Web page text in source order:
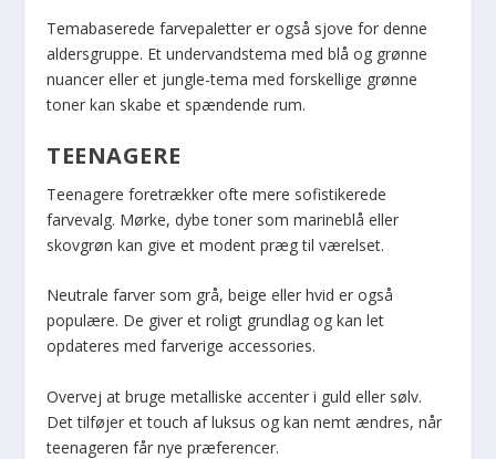
Temabaserede farvepaletter er også sjove for denne
aldersgruppe. Et undervandstema med blå og grønne
nuancer eller et jungle-tema med forskellige grønne
toner kan skabe et spændende rum.
TEENAGERE
Teenagere foretrækker ofte mere sofistikerede
farvevalg. Mørke, dybe toner som marineblå eller
skovgrøn kan give et modent præg til værelset.
Neutrale farver som grå, beige eller hvid er også
populære. De giver et roligt grundlag og kan let
opdateres med farverige accessories.
Overvej at bruge metalliske accenter i guld eller sølv.
Det tilføjer et touch af luksus og kan nemt ændres, når
teenageren får nye præferencer.